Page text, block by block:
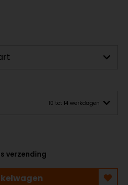
10 tot 14 werkdagen
verzending